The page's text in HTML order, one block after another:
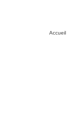
Accueil